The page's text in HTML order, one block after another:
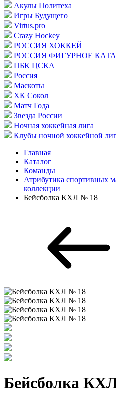
Акулы Политеха
Игры Будущего
Virtus.pro
Crazy Hockey
РОССИЯ ХОККЕЙ
РОССИЯ ФИГУРНОЕ
ПБК ЦСКА
Россия
Маскоты
ХК Сокол
Матч Года
Звезда России
Ночная хоккейная лига
Клубы ночной хоккейной
Главная
Каталог
Команды
Атрибутика спортивных
коллекции
Бейсболка КХЛ № 18
Бейсболка